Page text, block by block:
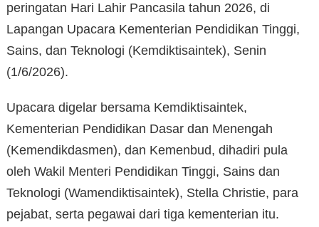
peringatan Hari Lahir Pancasila tahun 2026, di
Lapangan Upacara Kementerian Pendidikan Tinggi,
Sains, dan Teknologi (Kemdiktisaintek), Senin
(1/6/2026).
Upacara digelar bersama Kemdiktisaintek,
Kementerian Pendidikan Dasar dan Menengah
(Kemendikdasmen), dan Kemenbud, dihadiri pula
oleh Wakil Menteri Pendidikan Tinggi, Sains dan
Teknologi (Wamendiktisaintek), Stella Christie, para
pejabat, serta pegawai dari tiga kementerian itu.